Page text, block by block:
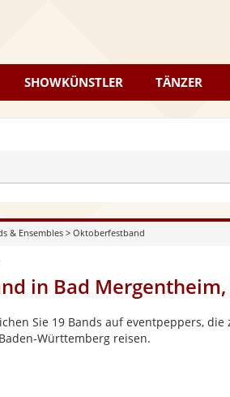
SHOWKÜNSTLER TÄNZER
& Ensembles> Oktoberfestband
in Bad
Sie 19 Bands auf eventpeppers,
Württemberg reisen.